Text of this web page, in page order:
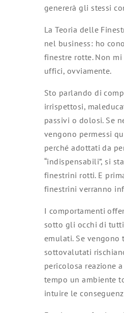
genererà gli stessi
La Teoria delle
nel business: ho
finestre rotte. Non
uffici, ovviamente.
Sto parlando di
irrispettosi,
passivi o dolosi. Se
vengono permessi
perché adottati da
“indispensabili”, si
finestrini rotti. E
finestrini verranno
I comportamenti
sotto gli occhi di
emulati. Se
sottovalutati
pericolosa reazione
tempo un ambiente
intuire le